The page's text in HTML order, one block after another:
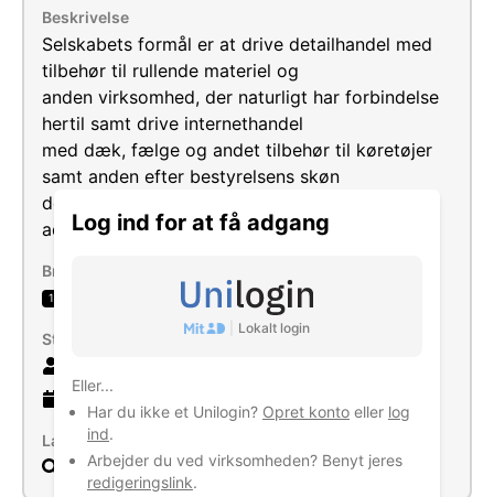
Log ind for at få adgang
Lokalt login
Eller...
Har du ikke et Unilogin? Opret konto eller log
ind.
Arbejder du ved virksomheden? Benyt jeres
redigeringslink.
Beskrivelse
Selskabets formål er at drive detailhandel med
tilbehør til rullende materiel og
anden virksomhed, der naturligt har forbindelse
hertil samt drive internethandel
med dæk, fælge og andet tilbehør til køretøjer
samt anden efter bestyrelsens skøn
dermed forbunden virksomhed, herunder
administrative opgaver og investering.
Brancher
1
Størrelse
8 år gammel virksomhed
Læs mere
Søg